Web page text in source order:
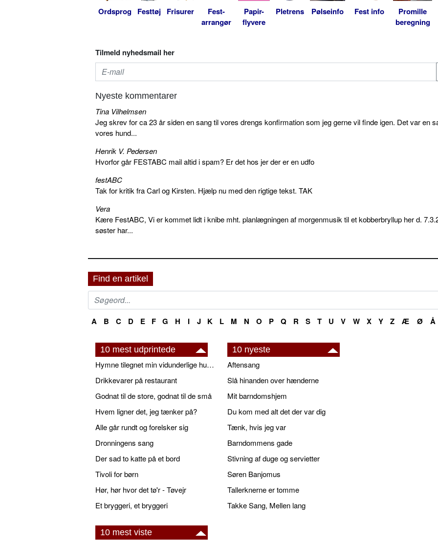
Ordsprog Festtøj Frisurer
Fest-
arrangør
Papir-
flyvere
Pletrens Pølseinfo Fest info
Promille
beregning
Tilmeld nyhedsmail her
Nyeste kommentarer
Tina Vilhelmsen
Jeg skrev for ca 23 år siden en sang til vores drengs konfirmation som jeg gerne vil finde igen. Det var en
vores hund...
Henrik V. Pedersen
Hvorfor går FESTABC mail altid i spam? Er det hos jer der er en udfo
festABC
Tak for kritik fra Carl og Kirsten. Hjælp nu med den rigtige tekst. TAK
Vera
Kære FestABC, Vi er kommet lidt i knibe mht. planlægningen af morgenmusik til et kobberbryllup her d.
søster har...
Find en artikel
A B C D E F G H I J K L M N O P Q R S T U V W X Y Z Æ Ø Å
10 mest udprintede
Hymne tilegnet min vidunderlige husbond
Drikkevarer på restaurant
Godnat til de store, godnat til de små
Hvem ligner det, jeg tænker på?
Alle går rundt og forelsker sig
Dronningens sang
Der sad to katte på et bord
Tivoli for børn
Hør, hør hvor det tø'r - Tøvejr
Et bryggeri, et bryggeri
10 nyeste
Aftensang
Slå hinanden over hænderne
Mit barndomshjem
Du kom med alt det der var dig
Tænk, hvis jeg var
Barndommens gade
Stivning af duge og servietter
Søren Banjomus
Tallerknerne er tomme
Takke Sang, Mellen lang
10 mest viste